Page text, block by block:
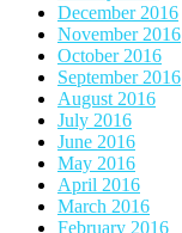
December 2016
November 2016
October 2016
September 2016
August 2016
July 2016
June 2016
May 2016
April 2016
March 2016
February 2016